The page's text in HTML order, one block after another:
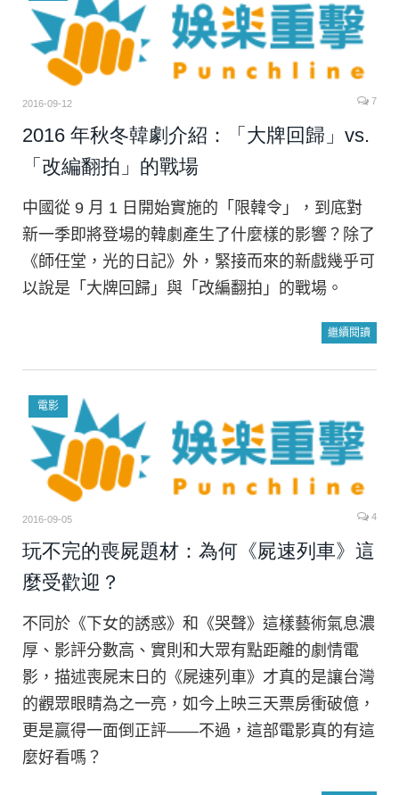
2016-09-12 7
2016 年秋冬韓劇介紹：「大牌回歸」vs.
「改編翻拍」的戰場
中國從 9 月 1 日開始實施的「限韓令」，到底對
新一季即將登場的韓劇產生了什麼樣的影響？除了
《師任堂，光的日記》外，緊接而來的新戲幾乎可
以說是「大牌回歸」與「改編翻拍」的戰場。
繼續閱讀
電影
2016-09-05 4
玩不完的喪屍題材：為何《屍速列車》這
麼受歡迎？
不同於《下女的誘惑》和《哭聲》這樣藝術氣息濃
厚、影評分數高、實則和大眾有點距離的劇情電
影，描述喪屍末日的《屍速列車》才真的是讓台灣
的觀眾眼睛為之一亮，如今上映三天票房衝破億，
更是贏得一面倒正評——不過，這部電影真的有這
麼好看嗎？